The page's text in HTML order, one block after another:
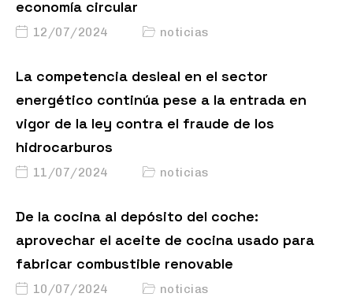
economía circular
12/07/2024 noticias
La competencia desleal en el sector
energético continúa pese a la entrada en
vigor de la ley contra el fraude de los
hidrocarburos
11/07/2024 noticias
De la cocina al depósito del coche:
aprovechar el aceite de cocina usado para
fabricar combustible renovable
10/07/2024 noticias